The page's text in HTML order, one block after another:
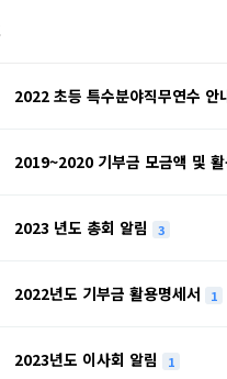
2022 초등 특수분야직무연수
2019~2020 기부금 모금액 및 활
2023 년도 총회 알림 3
2022년도 기부금 활용명세서 1
2023년도 이사회 알림 1